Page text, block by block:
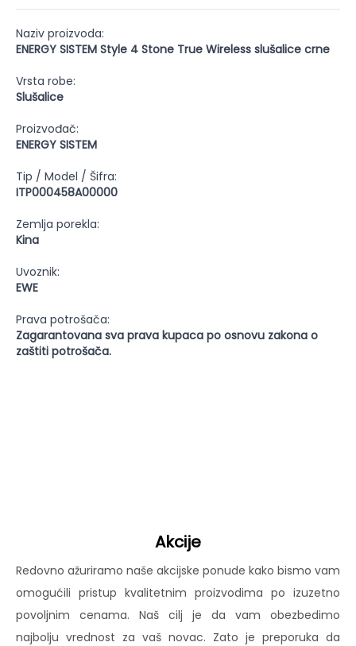
Naziv proizvoda:
ENERGY SISTEM Style 4 Stone True Wireless slušalice crne
Vrsta robe:
Slušalice
Proizvođač:
ENERGY SISTEM
Tip / Model / Šifra:
ITP000458A00000
Zemlja porekla:
Kina
Uvoznik:
EWE
Prava potrošača:
Zagarantovana sva prava kupaca po osnovu zakona o
zaštiti potrošača.
Akcije
Redovno ažuriramo naše akcijske ponude kako bismo vam
omogućili pristup kvalitetnim proizvodima po izuzetno
povoljnim cenama. Naš cilj je da vam obezbedimo
najbolju vrednost za vaš novac. Zato je preporuka da